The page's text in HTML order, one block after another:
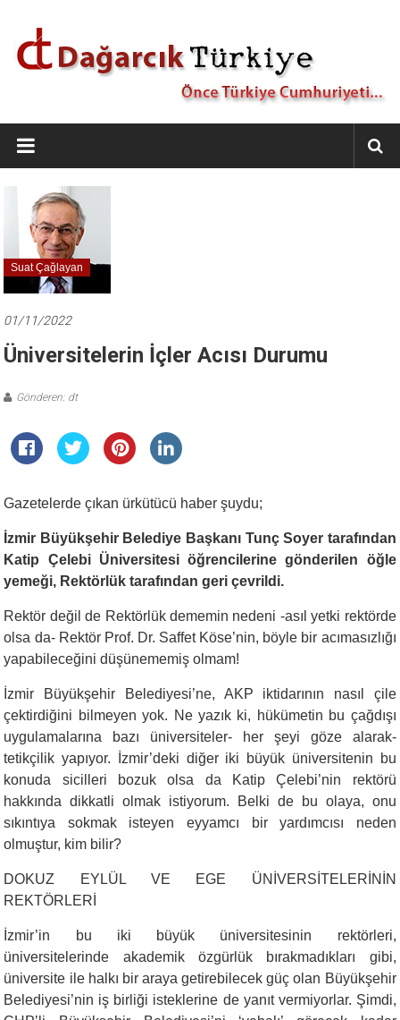
Dağarcık
Türkiye
Türkiye
Cumhuriyeti…
Suat Çağlayan
01/11/2022
Üniversitelerin İçler Acısı Durumu
Gönderen: dt
Gazetelerde çıkan ürkütücü haber şuydu;
İzmir Büyükşehir Belediye Başkanı Tunç Soyer tarafından
Katip Çelebi Üniversitesi öğrencilerine gönderilen öğle
yemeği, Rektörlük tarafından geri çevrildi.
Rektör değil de Rektörlük dememin nedeni -asıl yetki rektörde
olsa da- Rektör Prof. Dr. Saffet Köse’nin, böyle bir acımasızlığı
yapabileceğini düşünememiş olmam!
İzmir Büyükşehir Belediyesi’ne, AKP iktidarının nasıl çile
çektirdiğini bilmeyen yok. Ne yazık ki, hükümetin bu çağdışı
uygulamalarına bazı üniversiteler- her şeyi göze alarak-
tetikçilik yapıyor. İzmir’deki diğer iki büyük üniversitenin bu
konuda sicilleri bozuk olsa da Katip Çelebi’nin rektörü
hakkında dikkatli olmak istiyorum. Belki de bu olaya, onu
sıkıntıya sokmak isteyen eyyamcı bir yardımcısı neden
olmuştur, kim bilir?
DOKUZ EYLÜL VE EGE ÜNİVERSİTELERİNİN
REKTÖRLERİ
İzmir’in bu iki büyük üniversitesinin rektörleri,
üniversitelerinde akademik özgürlük bırakmadıkları gibi,
üniversite ile halkı bir araya getirebilecek güç olan Büyükşehir
Belediyesi’nin iş birliği isteklerine de yanıt vermiyorlar. Şimdi,